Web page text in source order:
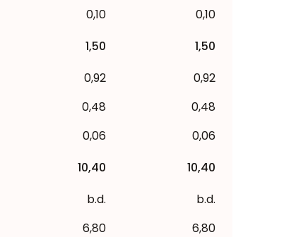
0,10
0,10
1,50
1,50
0,92
0,92
0,48
0,48
0,06
0,06
10,40
10,40
b.d.
b.d.
6,80
6,80